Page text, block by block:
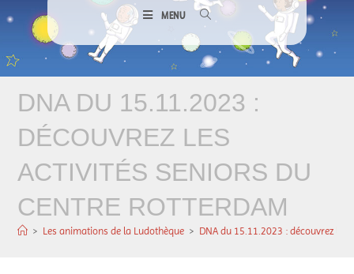
MENU
DNA DU 15.11.2023 :
DÉCOUVREZ LES
ACTIVITÉS SENIORS DU
CENTRE ROTTERDAM
> Les animations de la Ludothèque > DNA du 15.11.2023 : découvrez